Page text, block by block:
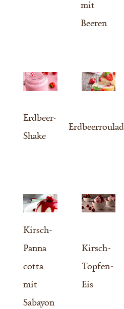
mit
Beeren
Erdbeer-
Shake
Kirsch-
Panna
cotta
mit
Sabayon
Kirsch-
Topfen-
Eis